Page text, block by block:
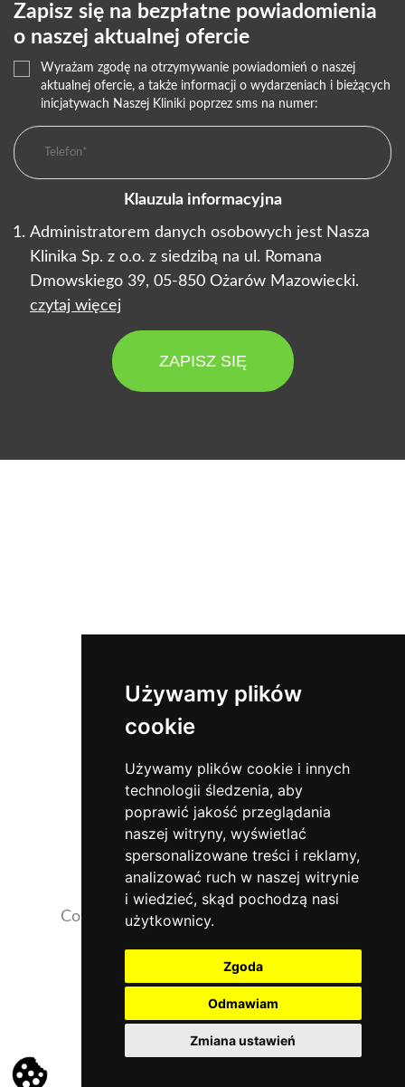
Używamy plików
cookie
Używamy plików cookie i innych
technologii śledzenia, aby
poprawić jakość przeglądania
naszej witryny, wyświetlać
spersonalizowane treści i reklamy,
analizować ruch w naszej witrynie
i wiedzieć, skąd pochodzą nasi
użytkownicy.
Zgoda
Odmawiam
Zmiana ustawień
Zapisz się na bezpłatne powiadomienia
o naszej aktualnej ofercie
Wyrażam zgodę na otrzymywanie powiadomień o naszej
aktualnej ofercie, a także informacji o wydarzeniach i bieżących
inicjatywach Naszej Kliniki poprzez sms na numer:
Klauzula informacyjna
Administratorem danych osobowych jest Nasza
Klinika Sp. z o.o. z siedzibą na ul. Romana
Dmowskiego 39, 05-850 Ożarów Mazowiecki.
czytaj więcej
ZAPISZ SIĘ
Copyrights 2026 ©NaszaKlinika.com.pl
Działalność szkoleniowa i naukowa
Rekrutacja
Polityka prywatności i pliki Cookies